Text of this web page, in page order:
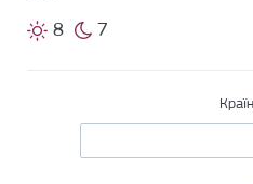
8 7